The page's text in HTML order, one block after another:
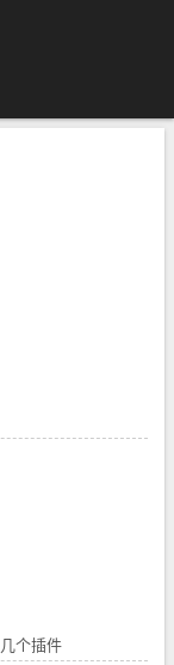
个插件